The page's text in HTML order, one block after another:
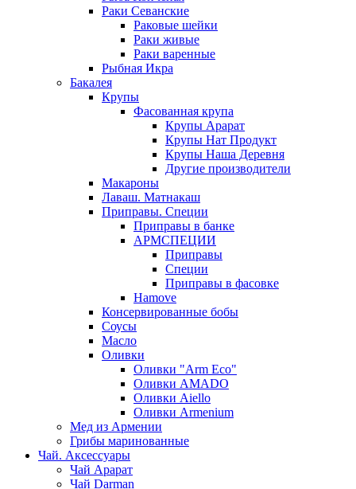
Раки Севанские
Раковые шейки
Раки живые
Раки варенные
Рыбная Икра
Бакалея
Крупы
Фасованная крупа
Крупы Арарат
Крупы Нат Продукт
Крупы Наша Деревня
Другие производители
Макароны
Лаваш. Матнакаш
Приправы. Специи
Приправы в банке
АРМСПЕЦИИ
Приправы
Специи
Приправы в фасовке
Hamove
Консервированные бобы
Соусы
Масло
Оливки
Оливки "Arm Eco"
Оливки AMADO
Оливки Aiello
Оливки Armenium
Мед из Армении
Грибы маринованные
Чай. Аксессуары
Чай Арарат
Чай Darman